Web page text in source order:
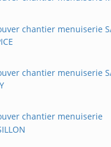
chantier menuiserie
chantier menuiserie
chantier menuiserie